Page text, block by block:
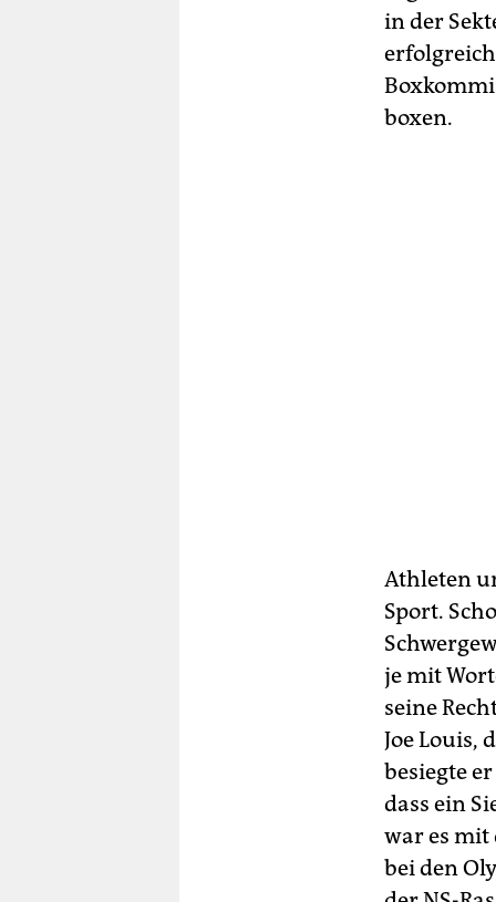
in der
boxen.
Athleten
Sport.
je mit
seine
Joe Louis,
besiegte
dass ein
war es mit
bei den